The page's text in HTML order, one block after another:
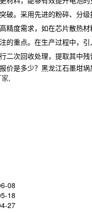
破。采用先进的粉碎、分
度需求，如在芯片散热
的重点。在生产过程中，
次回收处理，提取其中
价是多少？黑龙江石墨坩
,
08
18
27